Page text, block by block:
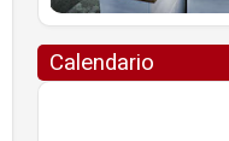
Calendario